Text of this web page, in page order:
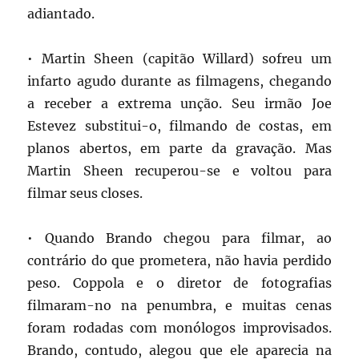
adiantado.
• Martin Sheen (capitão Willard) sofreu um
infarto agudo durante as filmagens, chegando
a receber a extrema unção. Seu irmão Joe
Estevez substitui-o, filmando de costas, em
planos abertos, em parte da gravação. Mas
Martin Sheen recuperou-se e voltou para
filmar seus closes.
• Quando Brando chegou para filmar, ao
contrário do que prometera, não havia perdido
peso. Coppola e o diretor de fotografias
filmaram-no na penumbra, e muitas cenas
foram rodadas com monólogos improvisados.
Brando, contudo, alegou que ele aparecia na